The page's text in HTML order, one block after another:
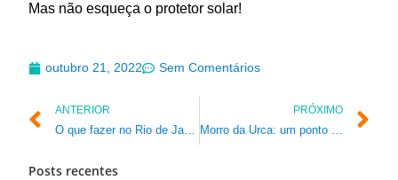
Mas não esqueça o protetor solar!
outubro 21, 2022 Sem Comentários
ANTERIOR
O que fazer no Rio de Janeiro à noite
PRÓXIMO
Morro da Urca: um ponto turístico que você precisa conhecer
Posts recentes